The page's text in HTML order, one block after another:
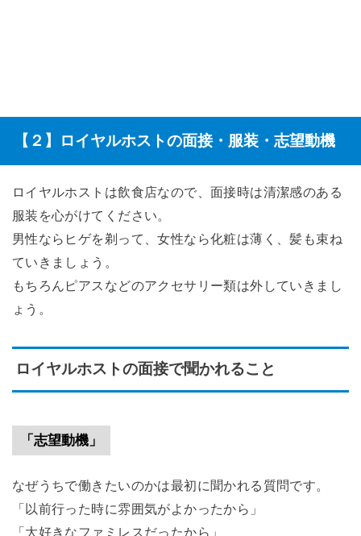
【２】ロイヤルホストの面接・服装・志望動機
ロイヤルホストは飲食店なので、面接時は清潔感のある
服装を心がけてください。
男性ならヒゲを剃って、女性なら化粧は薄く、髪も束ね
ていきましょう。
もちろんピアスなどのアクセサリー類は外していきまし
ょう。
ロイヤルホストの面接で聞かれること
「志望動機」
なぜうちで働きたいのかは最初に聞かれる質問です。
「以前行った時に雰囲気がよかったから」
「大好きなファミレスだったから」